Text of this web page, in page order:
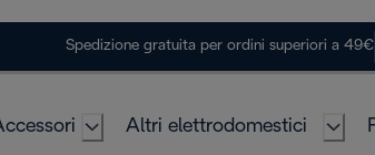
Spedizione gratuita per ordini superiori a 49€
Altri elettrodomestici